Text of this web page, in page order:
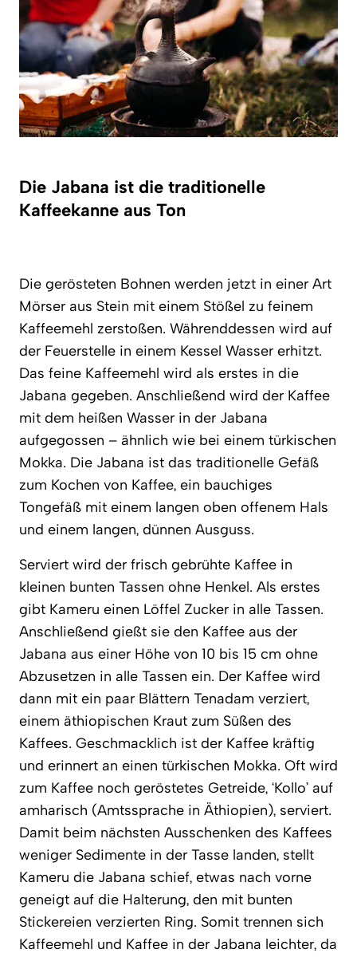
Die Jabana ist die traditionelle
Kaffeekanne aus Ton
Die gerösteten Bohnen werden jetzt in einer Art
Mörser aus Stein mit einem Stößel zu feinem
Kaffeemehl zerstoßen. Währenddessen wird auf
der Feuerstelle in einem Kessel Wasser erhitzt.
Das feine Kaffeemehl wird als erstes in die
Jabana gegeben. Anschließend wird der Kaffee
mit dem heißen Wasser in der Jabana
aufgegossen – ähnlich wie bei einem türkischen
Mokka. Die Jabana ist das traditionelle Gefäß
zum Kochen von Kaffee, ein bauchiges
Tongefäß mit einem langen oben offenem Hals
und einem langen, dünnen Ausguss.
Serviert wird der frisch gebrühte Kaffee in
kleinen bunten Tassen ohne Henkel. Als erstes
gibt Kameru einen Löffel Zucker in alle Tassen.
Anschließend gießt sie den Kaffee aus der
Jabana aus einer Höhe von 10 bis 15 cm ohne
Abzusetzen in alle Tassen ein. Der Kaffee wird
dann mit ein paar Blättern Tenadam verziert,
einem äthiopischen Kraut zum Süßen des
Kaffees. Geschmacklich ist der Kaffee kräftig
und erinnert an einen türkischen Mokka. Oft wird
zum Kaffee noch geröstetes Getreide, ‘Kollo’ auf
amharisch (Amtssprache in Äthiopien), serviert.
Damit beim nächsten Ausschenken des Kaffees
weniger Sedimente in der Tasse landen, stellt
Kameru die Jabana schief, etwas nach vorne
geneigt auf die Halterung, den mit bunten
Stickereien verzierten Ring. Somit trennen sich
Kaffeemehl und Kaffee in der Jabana leichter, da